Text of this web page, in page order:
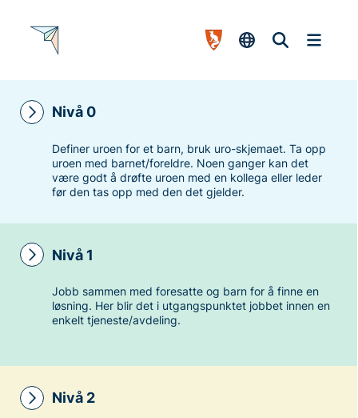
Nivå 0
Definer uroen for et barn, bruk uro-skjemaet. Ta opp
uroen med barnet/foreldre. Noen ganger kan det
være godt å drøfte uroen med en kollega eller leder
før den tas opp med den det gjelder.
Nivå 1
Jobb sammen med foresatte og barn for å finne en
løsning. Her blir det i utgangspunktet jobbet innen en
enkelt tjeneste/avdeling.
Nivå 2